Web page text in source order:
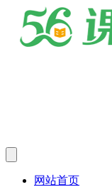
网站首页